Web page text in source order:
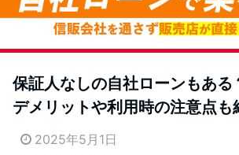
保証人なしの自社ローンもある
デメリットや利用時の注意点も
2025年5月1日